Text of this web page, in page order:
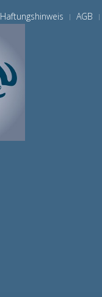
Haftungshinweis AGB